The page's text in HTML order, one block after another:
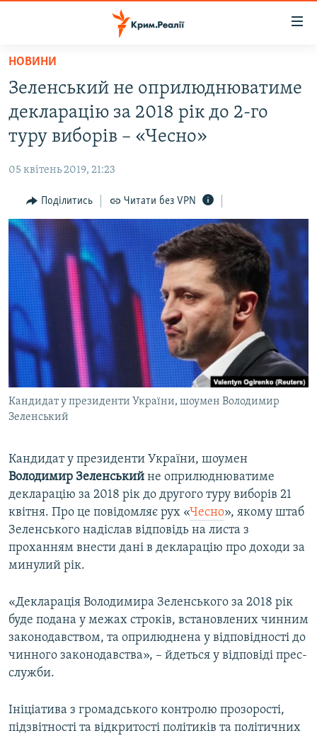
Перейти
основного
матеріалу
до
основної
Перейти
до
пошуку
ВІДЕО ТА ФОТО
БЛОГИ
ПОГЛЯД
ІНТЕРВ'Ю
ВСЕ ЗА ДЕНЬ
СПЕЦПРОЕКТИ
ДЕПОРТАЦІЯ
ВІДЕОУРОКИ «ELIFBE»
СВІДЧЕННЯ ОКУПАЦІЇ
УКРАЇНСЬКА ПРОБЛЕМА КРИМУ
ІНФОГРАФІКА
ЯК ОБІЙТИ БЛОКУВАННЯ
Русский
Qırımtatar
ДОЛУЧАЙСЯ!
Усі сайти RFE/RL
НОВИНИ
Зеленський не оприлюднюватиме
декларацію за 2018 рік до 2-го
туру виборів – «Чесно»
05 квітень 2019, 21:23
Поділитись Читати без VPN
Кандидат у президенти України, шоумен Володимир
Зеленський
Кандидат у президенти України, шоумен
Володимир Зеленський не оприлюднюватиме
декларацію за 2018 рік до другого туру виборів 21
квітня. Про це повідомляє рух «Чесно», якому штаб
Зеленського надіслав відповідь на листа з
проханням внести дані в декларацію про доходи за
минулий рік.
«Декларація Володимира Зеленського за 2018 рік
буде подана у межах строків, встановлених чинним
законодавством, та оприлюднена у відповідності до
чинного законодавства», – йдеться у відповіді прес-
служби.
Ініціатива з громадського контролю прозорості,
підзвітності та відкритості політиків та політичних